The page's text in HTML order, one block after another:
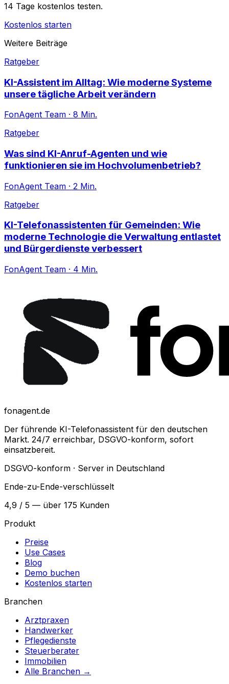
14 Tage kostenlos testen.
Kostenlos starten
Weitere Beiträge
Ratgeber
KI-Assistent im Alltag: Wie moderne Systeme
unsere tägliche Arbeit verändern
FonAgent Team · 8 Min.
Ratgeber
Was sind KI-Anruf-Agenten und wie
funktionieren sie im Hochvolumenbetrieb?
FonAgent Team · 2 Min.
Ratgeber
KI-Telefonassistenten für Gemeinden: Wie
moderne Technologie die Verwaltung entlastet
und Bürgerdienste verbessert
FonAgent Team · 4 Min.
fonagent.de
Der führende KI-Telefonassistent für den deutschen
Markt. 24/7 erreichbar, DSGVO-konform, sofort
einsatzbereit.
DSGVO-konform · Server in Deutschland
Ende-zu-Ende-verschlüsselt
4,9 / 5 — über 175 Kunden
Produkt
Preise
Use Cases
Blog
Demo buchen
Kostenlos starten
Branchen
Arztpraxen
Handwerker
Pflegedienste
Steuerberater
Immobilien
Alle Branchen →